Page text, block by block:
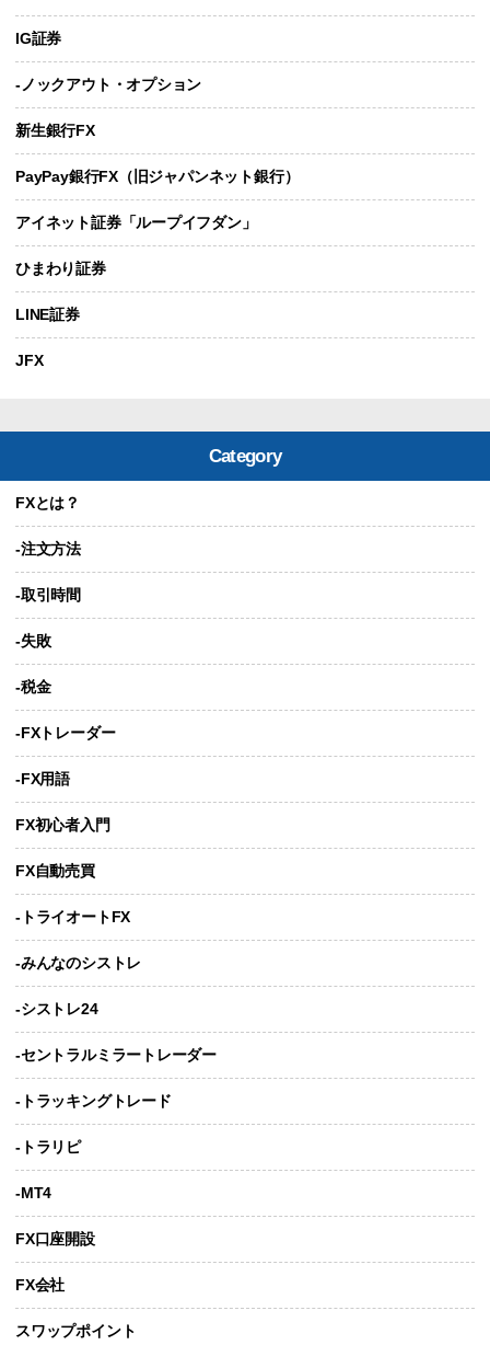
IG証券
-ノックアウト・オプション
新生銀行FX
PayPay銀行FX（旧ジャパンネット銀行）
アイネット証券「ループイフダン」
ひまわり証券
LINE証券
JFX
Category
FXとは？
-注文方法
-取引時間
-失敗
-税金
-FXトレーダー
-FX用語
FX初心者入門
FX自動売買
-トライオートFX
-みんなのシストレ
-シストレ24
-セントラルミラートレーダー
-トラッキングトレード
-トラリピ
-MT4
FX口座開設
FX会社
スワップポイント